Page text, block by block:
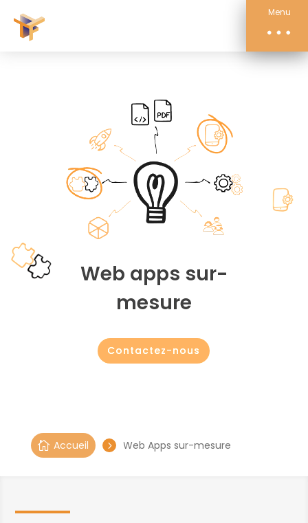
Menu
Web apps sur-
mesure
Contactez-nous
 Accueil 5 Web Apps sur-mesure